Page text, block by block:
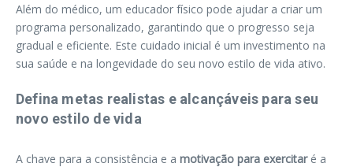
Além do médico, um educador físico pode ajudar a criar um
programa personalizado, garantindo que o progresso seja
gradual e eficiente. Este cuidado inicial é um investimento na
sua saúde e na longevidade do seu novo estilo de vida ativo.
Defina metas realistas e alcançáveis para seu
novo estilo de vida
A chave para a consistência e a motivação para exercitaré a